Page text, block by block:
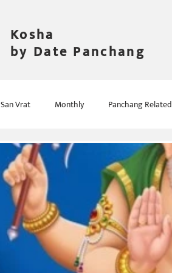
Kosha
by Date Panchang
San Vrat Monthly Panchang Related